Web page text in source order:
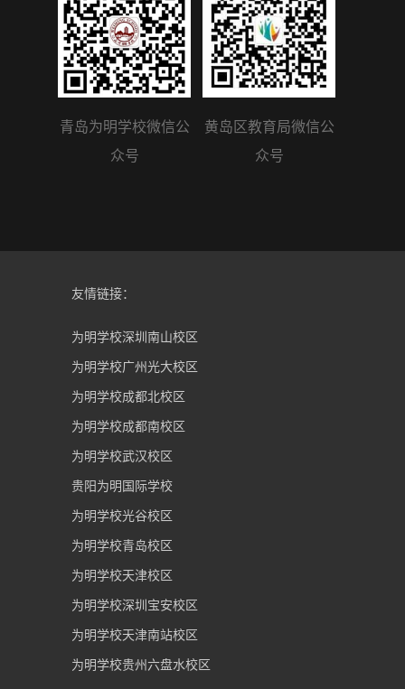
青岛为明学校微信公
众号
黄岛区教育局微信公
众号
友情链接：
为明学校深圳南山校区
为明学校广州光大校区
为明学校成都北校区
为明学校成都南校区
为明学校武汉校区
贵阳为明国际学校
为明学校光谷校区
为明学校青岛校区
为明学校天津校区
为明学校深圳宝安校区
为明学校天津南站校区
为明学校贵州六盘水校区